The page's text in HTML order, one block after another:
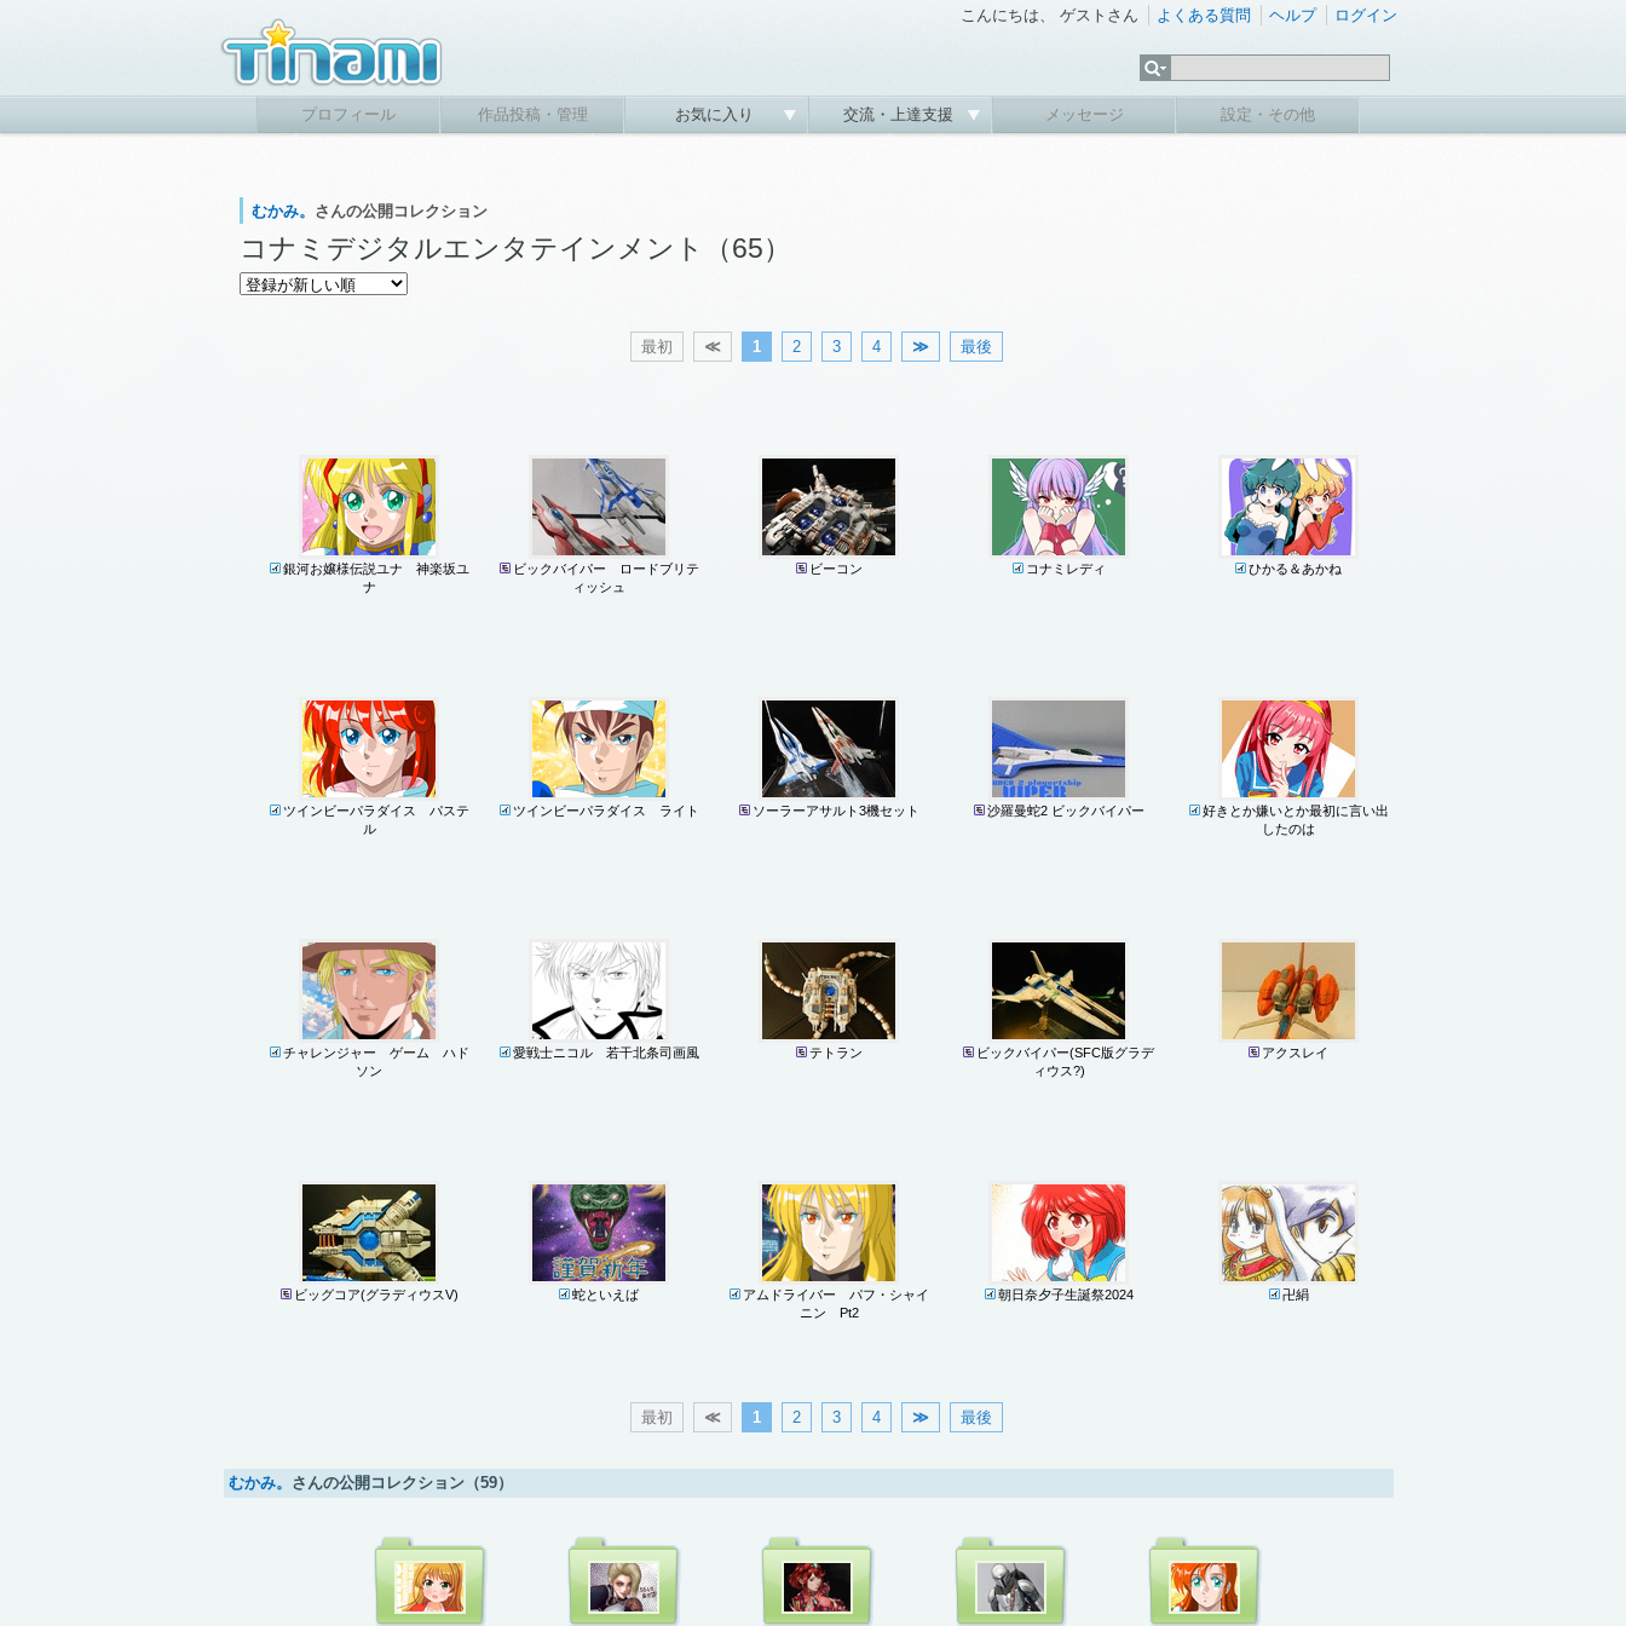
こんにちは、 ゲストさん よくある質問 ヘルプ ログイン
プロフィール 作品投稿・管理 お気に入り 交流・上達支援 メッセージ 設定・その他
むかみ。 さんの公開コレクション
コナミデジタルエンタテインメント（65）
最初 ≪ 1 2 3 4 ≫ 最後
銀河お嬢様伝説ユナ 神楽坂ユ
ナ
ビックバイパー ロードブリテ
ィッシュ
ビーコン コナミレディ ひかる＆あかね
ツインビーパラダイス パステ
ル
ツインビーパラダイス ライト ソーラーアサルト3機セット 沙羅曼蛇2 ビックバイパー
好きとか嫌いとか最初に言い出
したのは
チャレンジャー ゲーム ハド
ソン
愛戦士ニコル 若干北条司画風 テトラン
ビックバイパー(SFC版グラデ
ィウス?)
アクスレイ
ビッグコア(グラディウスV) 蛇といえば
アムドライバー パフ・シャイ
ニン Pt2
朝日奈夕子生誕祭2024 卍絹
最初 ≪ 1 2 3 4 ≫ 最後
むかみ。 さんの公開コレクション（59）